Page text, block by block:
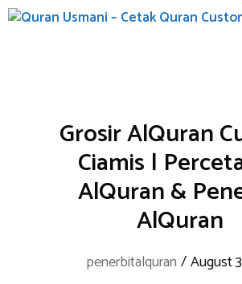
Skip
Grosir AlQuran
Ciamis |
AlQuran &
AlQuran
penerbitalquran /August